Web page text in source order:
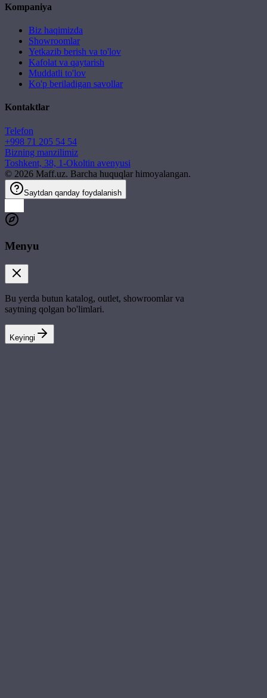
Kompaniya
Biz haqimizda
Showroomlar
Yetkazib berish va to'lov
Kafolat va qaytarish
Muddatli to'lov
Ko'p beriladigan savollar
Kontaktlar
Telefon
+998 71 205 54 54
Bizning manzilimiz
Toshkent, 38, 1-Okoltin avenyusi
© 2026 Maff.uz. Barcha huquqlar himoyalangan.
Saytdan qanday foydalanish
Menyu
Bu yerda butun katalog, outlet, showroomlar va
saytning qolgan bo'limlari.
Keyingi